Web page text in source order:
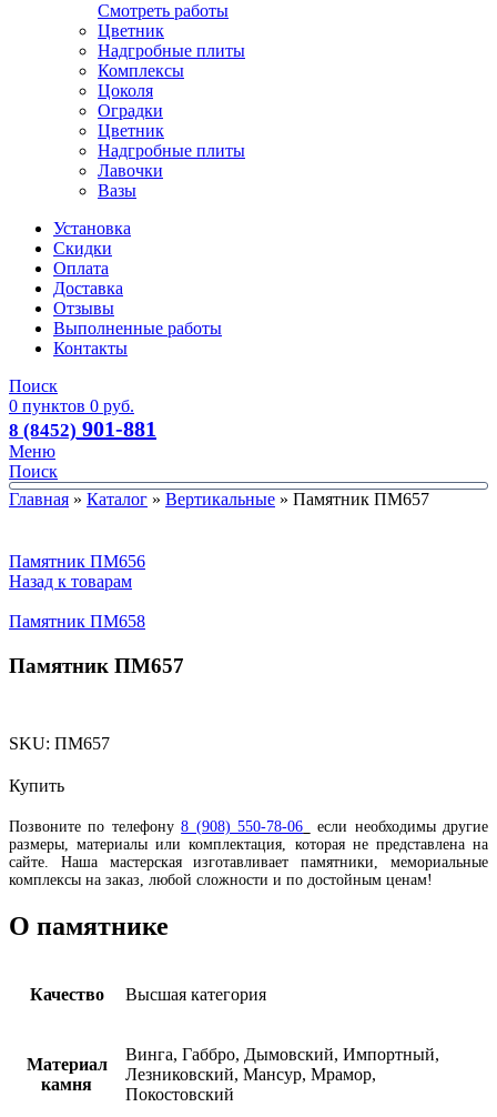
Смотреть работы
Цветник
Надгробные плиты
Комплексы
Цоколя
Оградки
Цветник
Надгробные плиты
Лавочки
Вазы
Установка
Скидки
Оплата
Доставка
Отзывы
Выполненные работы
Контакты
Поиск
0 пунктов 0 руб.
8 (8452) 901-881
Меню
Поиск
Главная » Каталог » Вертикальные » Памятник ПМ657
Памятник ПМ656
Назад к товарам
Памятник ПМ658
Памятник ПМ657
SKU: ПМ657
Купить
Позвоните по телефону8 (908) 550-78-06
если необходимы другие
размеры, материалы или комплектация, которая не представлена на
сайте. Наша мастерская изготавливает памятники, мемориальные
комплексы на заказ, любой сложности и по достойным ценам!
О памятнике
Качество Высшая категория
Материал
камня
Винга, Габбро, Дымовский, Импортный,
Лезниковский, Мансур, Мрамор,
Покостовский